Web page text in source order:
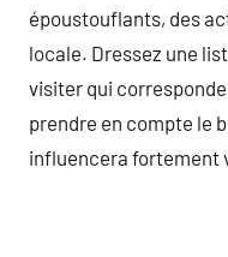
époustouflants, des
locale. Dressez une
visiter qui
prendre en compte le
influencera fortement